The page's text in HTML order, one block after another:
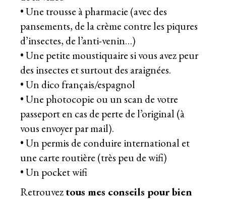
• Une trousse à pharmacie (avec des
pansements, de la crème contre les piqures
d’insectes, de l’anti-venin…)
• Une petite moustiquaire si vous avez peur
des insectes et surtout des araignées.
• Un dico français/espagnol
• Une photocopie ou un scan de votre
passeport en cas de perte de l’original (à
vous envoyer par mail).
• Un permis de conduire international et
une carte routière (très peu de wifi)
• Un pocket wifi
Retrouveztous mes conseils pour bien